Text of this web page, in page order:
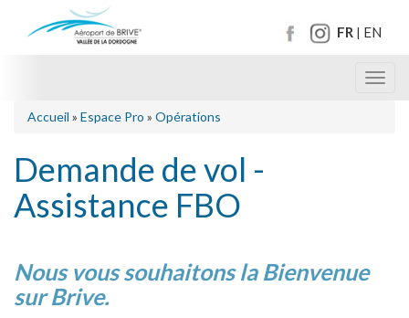
FR | EN
Accueil » Espace Pro » Opérations
Demande de vol -
Assistance FBO
Nous vous souhaitons la Bienvenue
sur Brive.